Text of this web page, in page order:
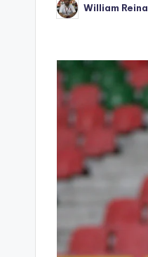
ti
Publicado
por
William Reina